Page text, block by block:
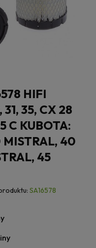
HIFI
35, CX 28
C KUBOTA:
40
45
SA16578